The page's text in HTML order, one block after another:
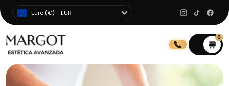
Euro (€) - EUR
0